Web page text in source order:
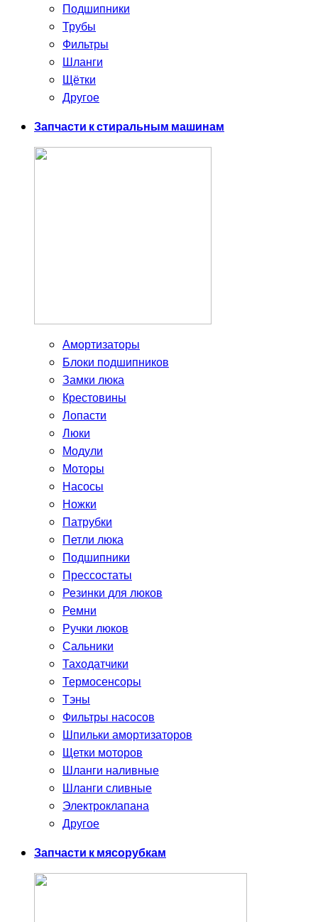
Подшипники
Трубы
Фильтры
Шланги
Щётки
Другое
Запчасти к стиральным машинам
Амортизаторы
Блоки подшипников
Замки люка
Крестовины
Лопасти
Люки
Модули
Моторы
Насосы
Ножки
Патрубки
Петли люка
Подшипники
Прессостаты
Резинки для люков
Ремни
Ручки люков
Сальники
Таходатчики
Термосенсоры
Тэны
Фильтры насосов
Шпильки амортизаторов
Щетки моторов
Шланги наливные
Шланги сливные
Электроклапана
Другое
Запчасти к мясорубкам